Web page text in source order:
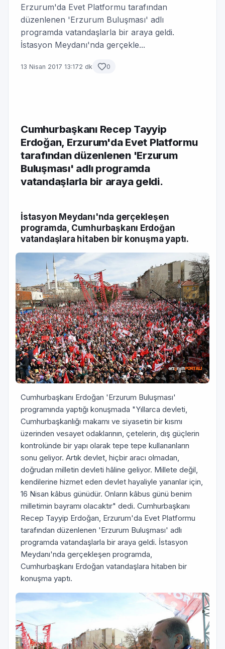
Erzurum'da Evet Platformu tarafından
düzenlenen 'Erzurum Buluşması' adlı
programda vatandaşlarla bir araya geldi.
İstasyon Meydanı'nda gerçekle...
13 Nisan 2017 13:172 dk 0
Cumhurbaşkanı Recep Tayyip
Erdoğan, Erzurum'da Evet Platformu
tarafından düzenlenen 'Erzurum
Buluşması' adlı programda
vatandaşlarla bir araya geldi.
İstasyon Meydanı'nda gerçekleşen
programda, Cumhurbaşkanı Erdoğan
vatandaşlara hitaben bir konuşma yaptı.
Cumhurbaşkanı Erdoğan 'Erzurum Buluşması'
programında yaptığı konuşmada "Yıllarca devleti,
Cumhurbaşkanlığı makamı ve siyasetin bir kısmı
üzerinden vesayet odaklarının, çetelerin, dış güçlerin
kontrolünde bir yapı olarak tepe tepe kullananların
sonu geliyor. Artık devlet, hiçbir aracı olmadan,
doğrudan milletin devleti hâline geliyor. Millete değil,
kendilerine hizmet eden devlet hayaliyle yananlar için,
16 Nisan kâbus günüdür. Onların kâbus günü benim
milletimin bayramı olacaktır" dedi. Cumhurbaşkanı
Recep Tayyip Erdoğan, Erzurum'da Evet Platformu
tarafından düzenlenen 'Erzurum Buluşması' adlı
programda vatandaşlarla bir araya geldi. İstasyon
Meydanı'nda gerçekleşen programda,
Cumhurbaşkanı Erdoğan vatandaşlara hitaben bir
konuşma yaptı.